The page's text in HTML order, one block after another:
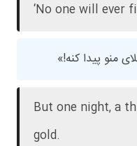
‘No one will ever
منو پیدا کنه!»
But one night, a
gold.